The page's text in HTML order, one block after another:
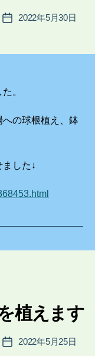
投
2022年5月30日
。
への球根植え、鉢
した↓
植えます
投
2022年5月25日